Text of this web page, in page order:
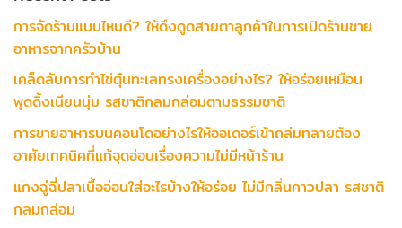
การจัดร้านแบบไหนดี? ให้ดึงดูดสายตาลูกค้าในการเปิดร้านขาย
อาหารจากครัวบ้าน
เคล็ดลับการทำไข่ตุ๋นทะเลทรงเครื่องอย่างไร? ให้อร่อยเหมือน
พุดดิ้งเนียนนุ่ม รสชาติกลมกล่อมตามธรรมชาติ
การขายอาหารบนคอนโดอย่างไรให้ออเดอร์เข้าถล่มทลายต้อง
อาศัยเทคนิคที่แก้จุดอ่อนเรื่องความไม่มีหน้าร้าน
แกงฉู่ฉี่ปลาเนื้ออ่อนใส่อะไรบ้างให้อร่อย ไม่มีกลิ่นคาวปลา รสชาติ
กลมกล่อม